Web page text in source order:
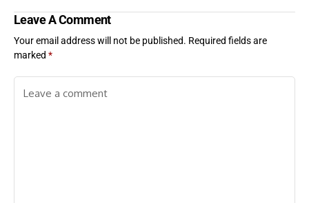
Leave A Comment
Your email address will not be published. Required fields are
marked *